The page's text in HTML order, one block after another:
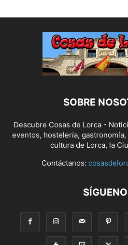
SOBRE
Descubre Cosas de Lorca -
eventos, hostelería,
cultura de Lorca, la
Contáctanos: